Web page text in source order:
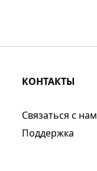
КОНТАКТЫ
Связаться с
Поддержка